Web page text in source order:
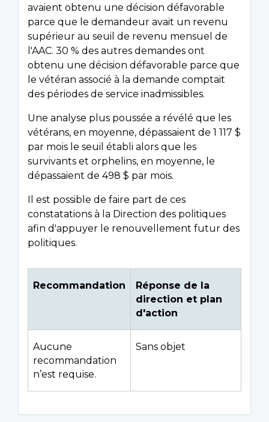
avaient obtenu une décision défavorable
parce que le demandeur avait un revenu
supérieur au seuil de revenu mensuel de
l'AAC. 30 % des autres demandes ont
obtenu une décision défavorable parce que
le vétéran associé à la demande comptait
des périodes de service inadmissibles.
Une analyse plus poussée a révélé que les
vétérans, en moyenne, dépassaient de 1 117 $
par mois le seuil établi alors que les
survivants et orphelins, en moyenne, le
dépassaient de 498 $ par mois.
Il est possible de faire part de ces
constatations à la Direction des politiques
afin d'appuyer le renouvellement futur des
politiques.
Recommandation
Réponse de la
direction et plan
d'action
Aucune
recommandation
n’est requise.
Sans objet